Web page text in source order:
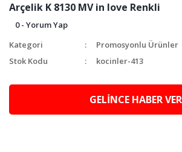
Arçelik K 8130 MV in love Renkli
0 - Yorum Yap
Kategori
Promosyonlu Ürünler
Stok Kodu
kocinler-413
GELİNCE HABER VER